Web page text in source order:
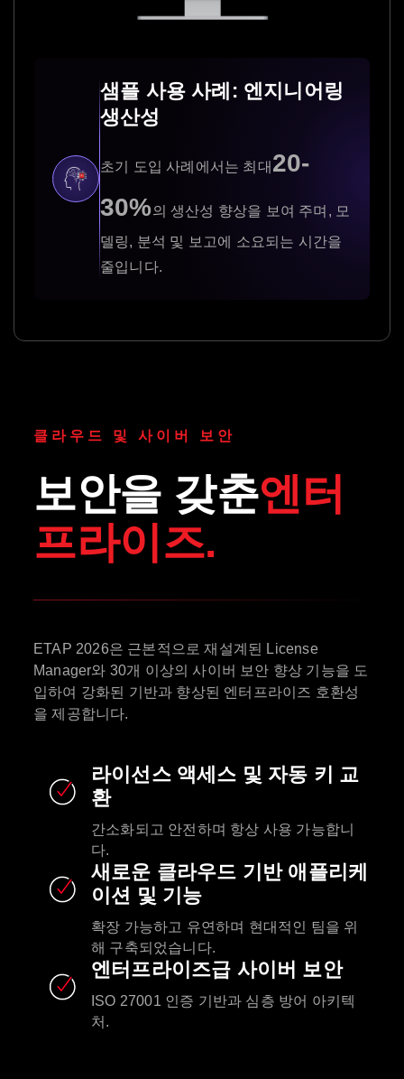
샘플 사용 사례: 엔지니어링
생산성
초기 도입 사례에서는 최대 20-
30%의 생산성 향상을 보여 주며, 모
델링, 분석 및 보고에 소요되는 시간을
줄입니다.
클라우드 및 사이버 보안
보안을 갖춘엔터
프라이즈.
ETAP 2026은 근본적으로 재설계된 License
Manager와 30개 이상의 사이버 보안 향상 기능을 도
입하여 강화된 기반과 향상된 엔터프라이즈 호환성
을 제공합니다.
라이선스 액세스 및 자동 키 교
환
간소화되고 안전하며 항상 사용 가능합니
다.
새로운 클라우드 기반 애플리케
이션 및 기능
확장 가능하고 유연하며 현대적인 팀을 위
해 구축되었습니다.
엔터프라이즈급 사이버 보안
ISO 27001 인증 기반과 심층 방어 아키텍
처.